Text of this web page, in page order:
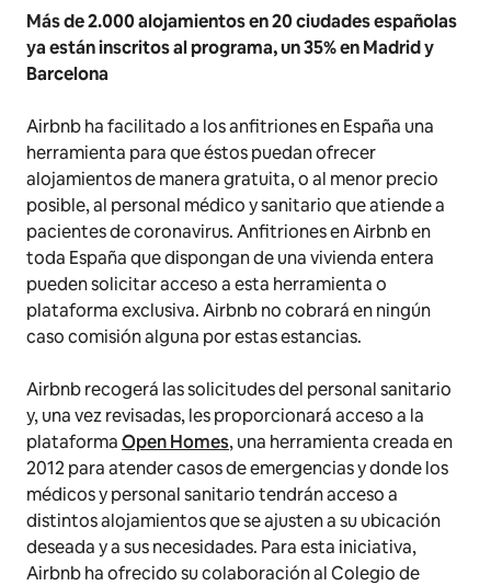
Más de 2.000 alojamientos en 20 ciudades españolas
ya están inscritos al programa, un 35% en Madrid y
Barcelona
Airbnb ha facilitado a los anfitriones en España una
herramienta para que éstos puedan ofrecer
alojamientos de manera gratuita, o al menor precio
posible, al personal médico y sanitario que atiende a
pacientes de coronavirus. Anfitriones en Airbnb en
toda España que dispongan de una vivienda entera
pueden solicitar acceso a esta herramienta o
plataforma exclusiva. Airbnb no cobrará en ningún
caso comisión alguna por estas estancias.
Airbnb recogerá las solicitudes del personal sanitario
y, una vez revisadas, les proporcionará acceso a la
plataformaOpen Homes, una herramienta creada en
2012 para atender casos de emergencias y donde los
médicos y personal sanitario tendrán acceso a
distintos alojamientos que se ajusten a su ubicación
deseada y a sus necesidades. Para esta iniciativa,
Airbnb ha ofrecido su colaboración al Colegio de